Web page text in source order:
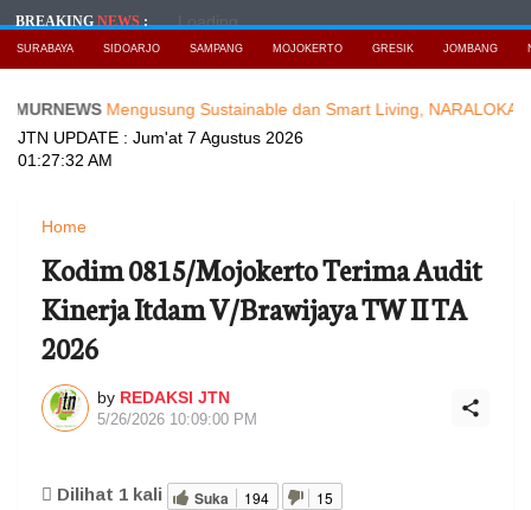
BREAKINGNEWS: Loading...
SURABAYA SIDOARJO SAMPANG MOJOKERTO GRESIK JOMBANG
Mengusung Sustainable dan Smart Living, NARALOKA 2026
JTN UPDATE : Jum'at 7 Agustus 2026
01:27:34 AM
Home
Kodim 0815/Mojokerto Terima Audit
Kinerja Itdam V/Brawijaya TW II TA
2026
by REDAKSI JTN
5/26/2026 10:09:00 PM
Dilihat 1 kali Suka 194 15